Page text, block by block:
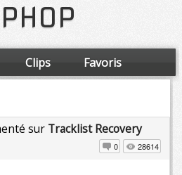
Clips
Favoris
sur Tracklist Recovery
0 28614